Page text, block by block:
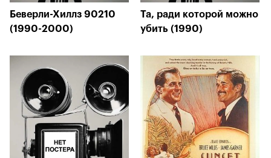
Беверли-Хиллз 90210
(1990-2000)
Та, ради которой можно
убить (1990)